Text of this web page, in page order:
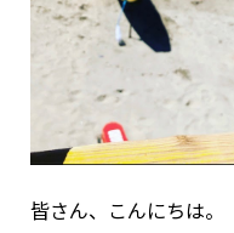
皆さん、こんにちは。